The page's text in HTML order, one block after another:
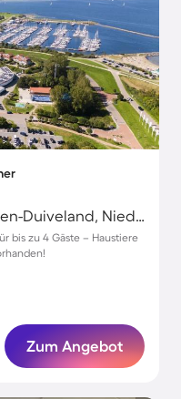
Brouwershaven, Schouwen-Duiveland, Niederlande
bis zu 4 Gäste – Haustiere
Zum Angebot